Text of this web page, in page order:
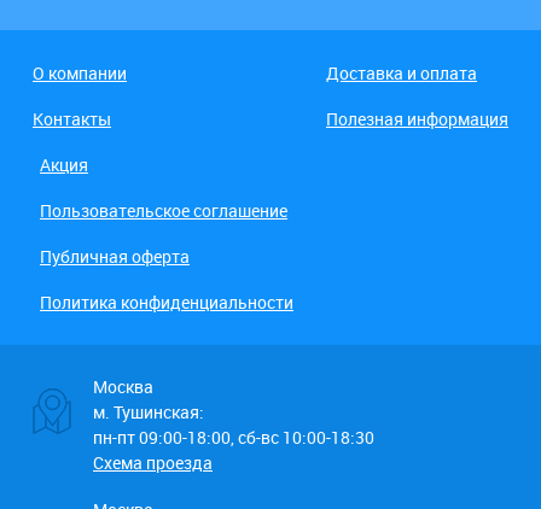
О компании
Доставка и оплата
Контакты
Полезная информация
Акция
Пользовательское соглашение
Публичная оферта
Политика конфиденциальности
Москва
м. Тушинская:
пн-пт 09:00-18:00, сб-вс 10:00-18:30
Схема проезда